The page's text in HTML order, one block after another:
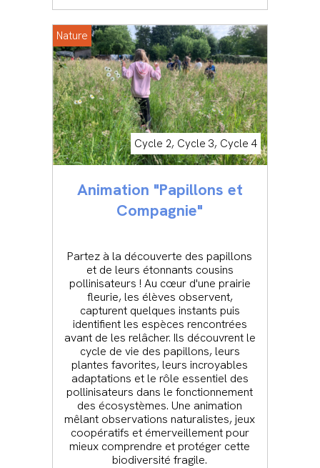
Nature
Cycle 2, Cycle 3, Cycle 4
Animation "Papillons et
Compagnie"
Partez à la découverte des papillons
et de leurs étonnants cousins
pollinisateurs ! Au cœur d'une prairie
fleurie, les élèves observent,
capturent quelques instants puis
identifient les espèces rencontrées
avant de les relâcher. Ils découvrent le
cycle de vie des papillons, leurs
plantes favorites, leurs incroyables
adaptations et le rôle essentiel des
pollinisateurs dans le fonctionnement
des écosystèmes. Une animation
mêlant observations naturalistes, jeux
coopératifs et émerveillement pour
mieux comprendre et protéger cette
biodiversité fragile.